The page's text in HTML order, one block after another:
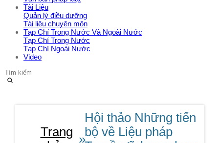
Tài Liệu
Quản lý điều dưỡng
Tài liệu chuyên môn
Tạp Chí Trong Nước Và Ngoài Nước
Tạp Chí Trong Nước
Tạp Chí Ngoài Nước
Video
Trang
Hội thảo Những tiến
bộ về Liệu pháp